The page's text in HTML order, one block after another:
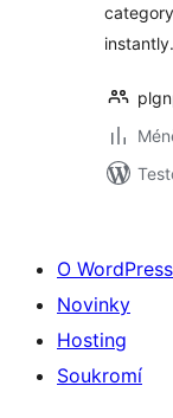
instantly.
O
Novinky
Hosting
Soukromí